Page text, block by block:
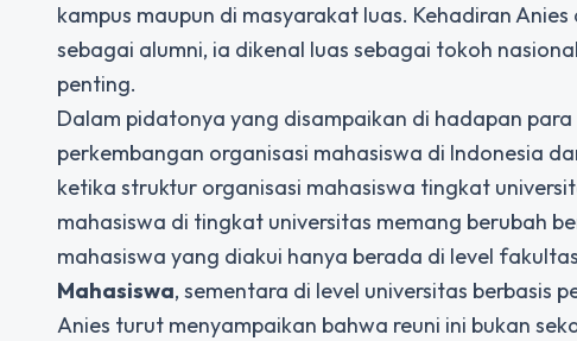
kampus maupun di masyarakat luas. Kehadiran
sebagai alumni, ia dikenal luas sebagai tokoh
penting.
Dalam pidatonya yang disampaikan di hadapan
perkembangan organisasi mahasiswa di Indonesia
ketika struktur organisasi mahasiswa tingkat
mahasiswa di tingkat universitas memang berubah
mahasiswa yang diakui hanya berada di level
Mahasiswa, sementara di level universitas berbasis
Anies turut menyampaikan bahwa reuni ini bukan